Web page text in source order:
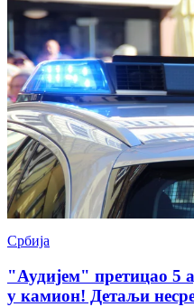
Србија
"Аудијем" претицао 5
у камион! Детаљи